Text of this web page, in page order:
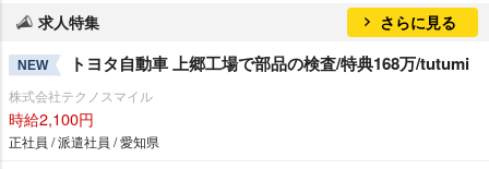
求人特集 さらに見る
NEW トヨタ自動車 上郷工場で部品の検査/特典168万/tutumi
株式会社テクノスマイル
時給2,100円
正社員 / 派遣社員 / 愛知県